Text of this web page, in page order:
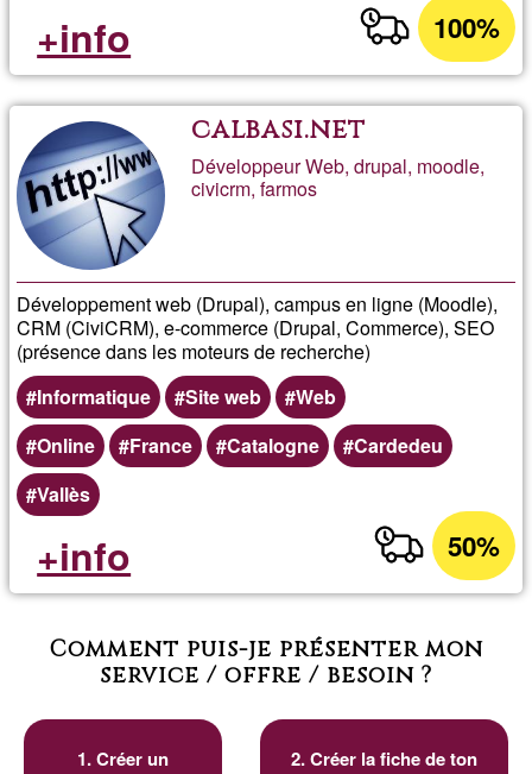
100%
+info
calbasi.net
Développeur Web, drupal, moodle,
civicrm, farmos
Développement web (Drupal), campus en ligne (Moodle),
CRM (CiviCRM), e-commerce (Drupal, Commerce), SEO
(présence dans les moteurs de recherche)
Informatique
Site web
Web
Online
France Catalogne
Cardedeu
Vallès
50%
+info
Comment puis-je présenter mon
service / offre / besoin ?
1. Créer un
2. Créer la fiche de ton